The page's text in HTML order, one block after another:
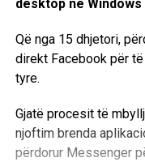
desktop në
Që nga 15 dhjetori,
direkt Facebook për
tyre.
Gjatë procesit të
njoftim brenda
përdorur Messenger